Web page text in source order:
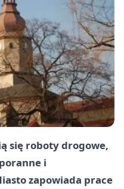
się roboty drogowe,
i
zapowiada prace